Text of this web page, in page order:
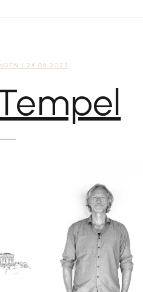
/ 24.06.2023